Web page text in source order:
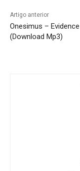
Artigo anterior
Onesimus – Evidence
(Download Mp3)